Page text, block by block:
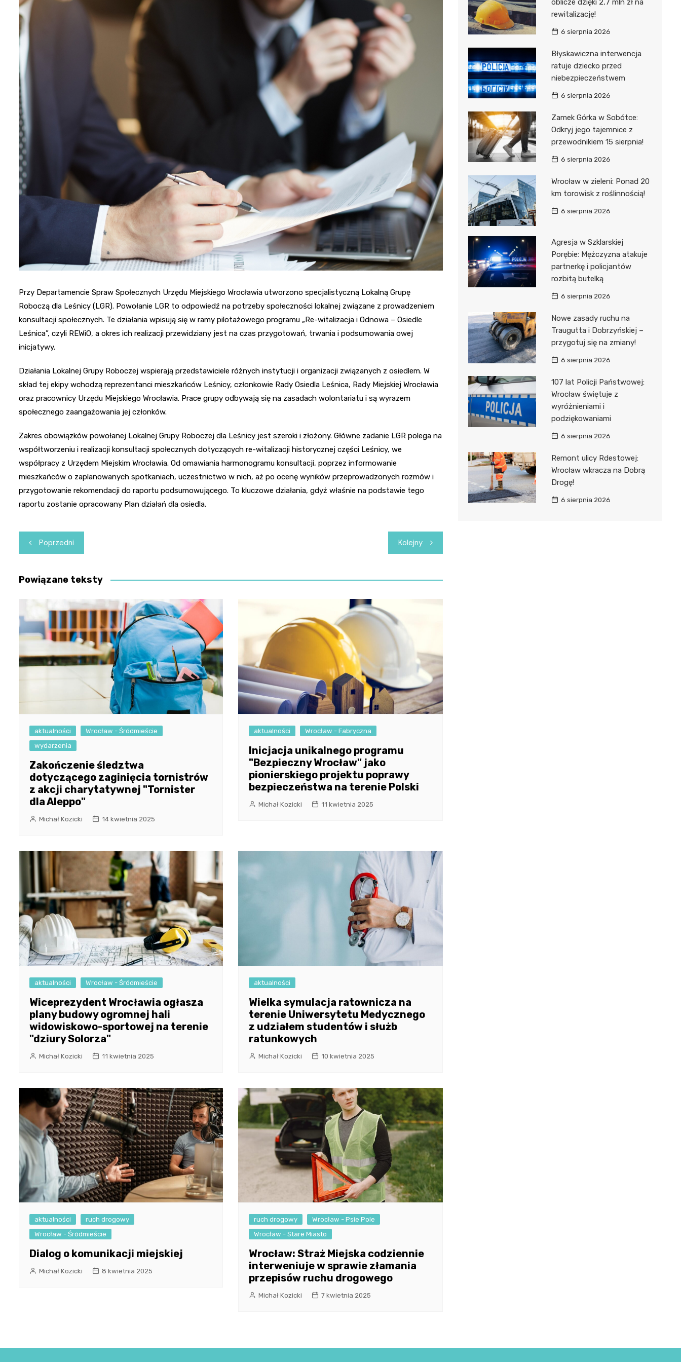
Fryzjer
Kino
Poczta
Przy Departamencie Spraw Społecznych Urzędu Miejskiego Wrocławia utworzono specjalistyczną Lokalną Grupę
Roboczą dla Leśnicy (LGR). Powołanie LGR to odpowiedź na potrzeby społeczności lokalnej związane z prowadzeniem
konsultacji społecznych. Te działania wpisują się w ramy pilotażowego programu „Re-witalizacja i Odnowa – Osiedle
Leśnica”, czyli REWiO, a okres ich realizacji przewidziany jest na czas przygotowań, trwania i podsumowania owej
inicjatywy.
Działania Lokalnej Grupy Roboczej wspierają przedstawiciele różnych instytucji i organizacji związanych z osiedlem. W
skład tej ekipy wchodzą reprezentanci mieszkańców Leśnicy, członkowie Rady Osiedla Leśnica, Rady Miejskiej Wrocławia
oraz pracownicy Urzędu Miejskiego Wrocławia. Prace grupy odbywają się na zasadach wolontariatu i są wyrazem
społecznego zaangażowania jej członków.
Zakres obowiązków powołanej Lokalnej Grupy Roboczej dla Leśnicy jest szeroki i złożony. Główne zadanie LGR polega na
współtworzeniu i realizacji konsultacji społecznych dotyczących re-witalizacji historycznej części Leśnicy, we
współpracy z Urzędem Miejskim Wrocławia. Od omawiania harmonogramu konsultacji, poprzez informowanie
mieszkańców o zaplanowanych spotkaniach, uczestnictwo w nich, aż po ocenę wyników przeprowadzonych rozmów i
przygotowanie rekomendacji do raportu podsumowującego. To kluczowe działania, gdyż właśnie na podstawie tego
raportu zostanie opracowany Plan działań dla osiedla.
Nawigacja
wpisu
Poprzedni Kolejny
Powiązane teksty
aktualności
Wrocław - Śródmieście
wydarzenia
Zakończenie śledztwa
dotyczącego zaginięcia tornistrów
z akcji charytatywnej "Tornister
dla Aleppo"
Michał Kozicki 14 kwietnia 2025
aktualności Wrocław - Fabryczna
Inicjacja unikalnego programu
"Bezpieczny Wrocław" jako
pionierskiego projektu poprawy
bezpieczeństwa na terenie Polski
Michał Kozicki 11 kwietnia 2025
aktualności Wrocław - Śródmieście
Wiceprezydent Wrocławia ogłasza
plany budowy ogromnej hali
widowiskowo-sportowej na terenie
"dziury Solorza"
Michał Kozicki 11 kwietnia 2025
aktualności
Wielka symulacja ratownicza na
terenie Uniwersytetu Medycznego
z udziałem studentów i służb
ratunkowych
Michał Kozicki 10 kwietnia 2025
aktualności
ruch drogowy
Wrocław - Śródmieście
Dialog o komunikacji miejskiej
Michał Kozicki 8 kwietnia 2025
ruch drogowy
Wrocław - Psie Pole
Wrocław - Stare Miasto
Wrocław: Straż Miejska codziennie
interweniuje w sprawie złamania
przepisów ruchu drogowego
Michał Kozicki 7 kwietnia 2025
oblicze dzięki 2,7 mln zł na
rewitalizację!
6 sierpnia 2026
Błyskawiczna interwencja
ratuje dziecko przed
niebezpieczeństwem
6 sierpnia 2026
Zamek Górka w Sobótce:
Odkryj jego tajemnice z
przewodnikiem 15 sierpnia!
6 sierpnia 2026
Wrocław w zieleni: Ponad 20
km torowisk z roślinnością!
6 sierpnia 2026
Agresja w Szklarskiej
Porębie: Mężczyzna atakuje
partnerkę i policjantów
rozbitą butelką
6 sierpnia 2026
Nowe zasady ruchu na
Traugutta i Dobrzyńskiej –
przygotuj się na zmiany!
6 sierpnia 2026
107 lat Policji Państwowej:
Wrocław świętuje z
wyróżnieniami i
podziękowaniami
6 sierpnia 2026
Remont ulicy Rdestowej:
Wrocław wkracza na Dobrą
Drogę!
6 sierpnia 2026